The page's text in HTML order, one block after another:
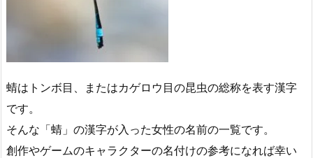
蜻はトンボ目、またはカゲロウ目の昆虫の総称を表す漢字
です。
そんな「蜻」の漢字が入った女性の名前の一覧です。
創作やゲームのキャラクターの名付けの参考になれば幸い